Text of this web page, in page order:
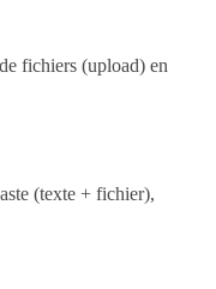
fichiers (upload) en
(texte + fichier),